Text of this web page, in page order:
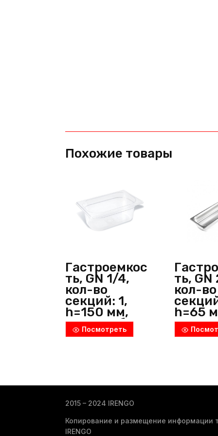
Похожие товары
Гастроемкос
ть, GN 1/4,
кол-во
секций: 1,
h=150 мм,
поликарбона
т, Посмотреть
ть,
кол-во
h=65
нерж.
2015 – 2024 IRENGO
Копирование и размещение информации
IRENGO